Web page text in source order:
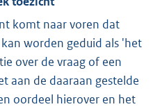
komt naar voren dat
worden geduid als 'het
over de vraag of een
aan de daaraan gestelde
oordeel hierover en het